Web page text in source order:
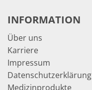
INFORMATION
Über uns
Karriere
Impressum
Datenschutzerklärung
Medizinprodukte